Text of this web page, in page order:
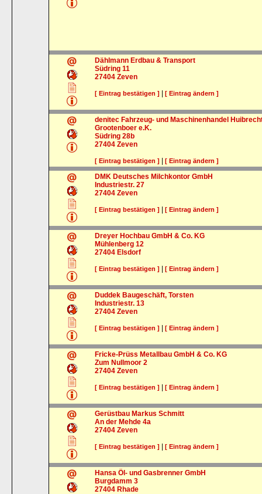
Dählmann Erdbau & Transport
Südring 11
27404 Zeven
[ Eintrag bestätigen ] |[ Eintrag ändern ]
denitec Fahrzeug- und Maschinenhandel
Grootenboer e.K.
Südring 28b
27404 Zeven
[ Eintrag bestätigen ] |[ Eintrag ändern ]
DMK Deutsches Milchkontor GmbH
Industriestr. 27
27404 Zeven
[ Eintrag bestätigen ] |[ Eintrag ändern ]
Dreyer Hochbau GmbH & Co. KG
Mühlenberg 12
27404 Elsdorf
[ Eintrag bestätigen ] |[ Eintrag ändern ]
Duddek Baugeschäft, Torsten
Industriestr. 13
27404 Zeven
[ Eintrag bestätigen ] |[ Eintrag ändern ]
Fricke-Prüss Metallbau GmbH & Co. KG
Zum Nullmoor 2
27404 Zeven
[ Eintrag bestätigen ] |[ Eintrag ändern ]
Gerüstbau Markus Schmitt
An der Mehde 4a
27404 Zeven
[ Eintrag bestätigen ] |[ Eintrag ändern ]
Hansa Öl- und Gasbrenner GmbH
Burgdamm 3
27404 Rhade